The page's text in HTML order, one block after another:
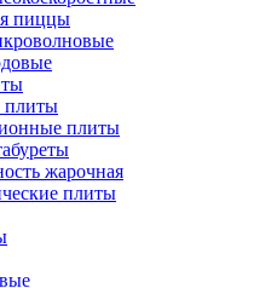
пиццы
плиты
плиты
жарочная
плиты